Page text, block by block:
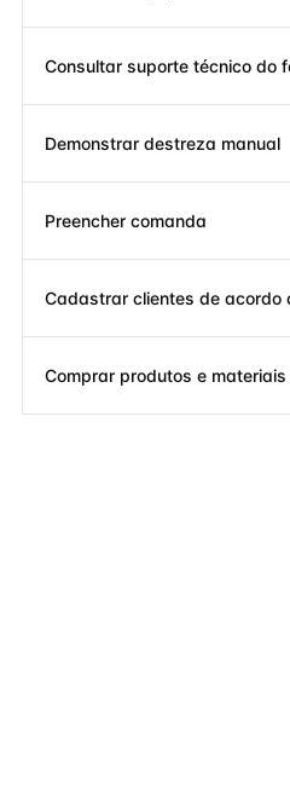
Consultar suporte técnico do
Demonstrar destreza manual
Preencher comanda
Cadastrar clientes de acordo
Comprar produtos e materiais